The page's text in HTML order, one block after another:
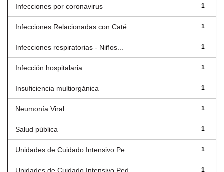
1
Infecciones por coronavirus
1
Infecciones Relacionadas con Caté...
1
Infecciones respiratorias - Niños...
1
Infección hospitalaria
1
Insuficiencia multiorgánica
1
Neumonía Viral
1
Salud pública
1
Unidades de Cuidado Intensivo Pe...
1